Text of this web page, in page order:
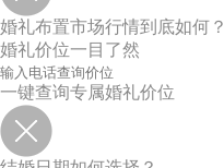
婚礼布置市场行情到底如何？
婚礼价位一目了然
一键查询专属婚礼价位